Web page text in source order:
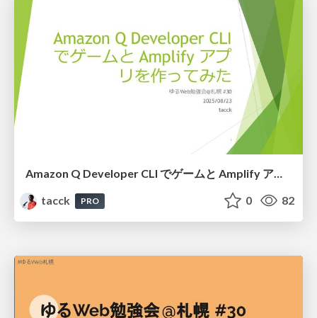
Amazon Q Developer CLI でゲームと Amplify アプリを作ってみた #ゆるWeb札幌
tacck
PRO 0 82